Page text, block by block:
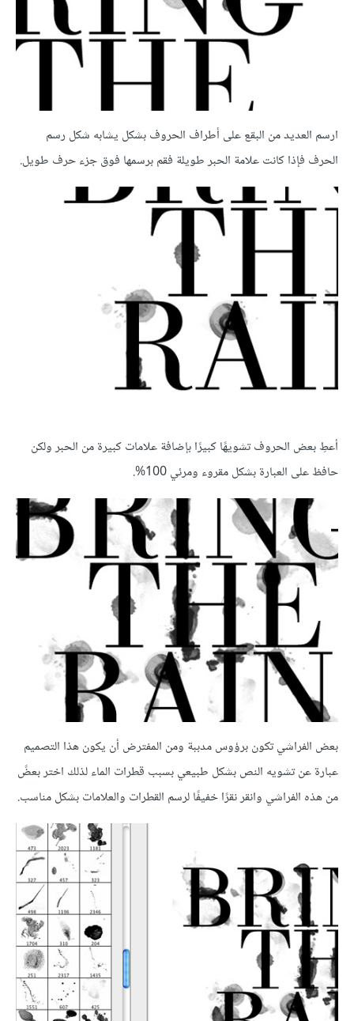
ارسم العديد من البقع على أطراف الحروف بشكل يشابه شكل رسم
الحرف فإذا كانت علامة الحبر طويلة فقم برسمها فوق جزء حرف طويل.
أعطِ بعض الحروف تشويهًا كبيرًا بإضافة علامات كبيرة من الحبر ولكن
حافظ على العبارة بشكل مقروء ومرئي 100%.
بعض الفراشي تكون برؤوس مدببة ومن المفترض أن يكون هذا التصميم
عبارة عن تشويه النص بشكل طبيعي بسبب قطرات الماء لذلك اختر بعضً
من هذه الفراشي وانقر نقرًا خفيفًا لرسم القطرات والعلامات بشكل مناسب.